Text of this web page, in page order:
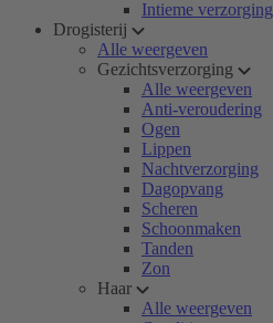
Intieme verzorging
Drogisterij
Alle weergeven
Gezichtsverzorging
Alle weergeven
Anti-veroudering
Ogen
Lippen
Nachtverzorging
Dagopvang
Scheren
Schoonmaken
Tanden
Zon
Haar
Alle weergeven